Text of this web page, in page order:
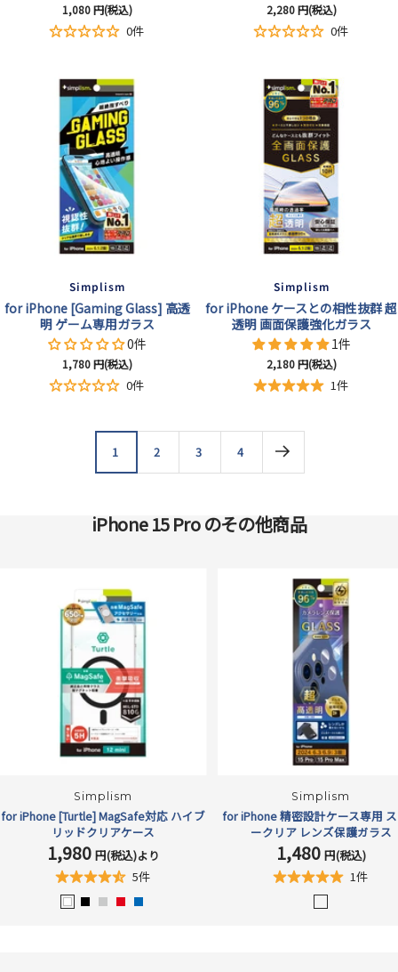
セ
ー
格
1,080円(税込)
0件
セ
ー
格
2,280円(税込)
0件
Simplism
for iPhone [Gaming Glass] 高透
明 ゲーム専用ガラス
0件
セ
ー
1,780円(税込)
0件
Simplism
for iPhone ケースとの相性抜群 超
透明 画面保護強化ガラス
1件
セ
ー
格
2,180円(税込)
1件
1 2 3 4
iPhone 15 Pro のその他商品
Simplism
for iPhone [Turtle] MagSafe対応 ハイブ
リッドクリアケース
セ
1,980 円(税込)より
5件
ホ ブ
シ
レ
ブ
Simplism
for iPhone 精密設計ケース専用
ークリア レンズ保護ガラス
セ
ー
ル
1,480 円(税込)
1件
ク